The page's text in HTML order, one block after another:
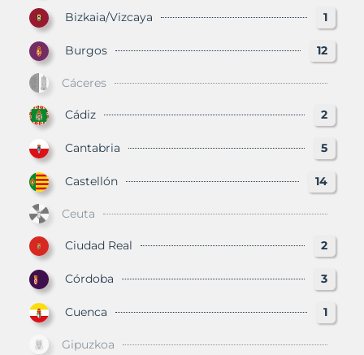
Bizkaia/Vizcaya 1
Burgos 12
Cáceres
Cádiz 2
Cantabria 5
Castellón 14
Ceuta
Ciudad Real 2
Córdoba 3
Cuenca 1
Gipuzkoa